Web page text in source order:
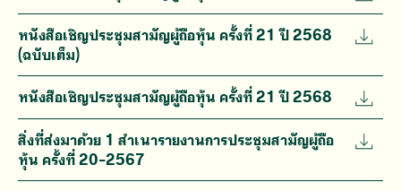
หนังสือเชิญประชุมสามัญผู้ถือหุ้น ครั้งที่ 21 ปี 2568
(ฉบับเต็ม)
หนังสือเชิญประชุมสามัญผู้ถือหุ้น ครั้งที่ 21 ปี 2568
สิ่งที่ส่งมาด้วย 1 สำเนารายงานการประชุมสามัญผู้ถือ
หุ้น ครั้งที่ 20-2567